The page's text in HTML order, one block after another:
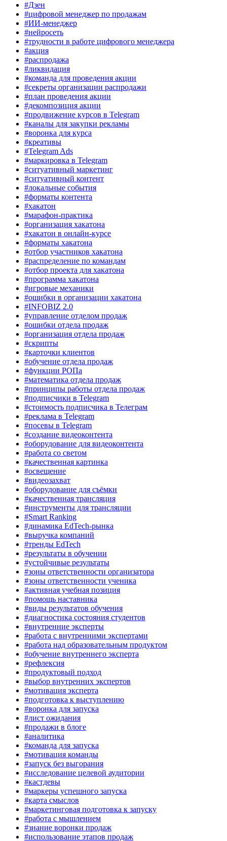
#Дзен
#цифровой менеджер по продажам
#ИИ-менеджер
#нейросеть
#трудности в работе цифрового менеджера
#акция
#распродажа
#ликвидация
#команда для проведения акции
#секреты организации распродажи
#план проведения акции
#декомпозиция акции
#продвижение курсов в Telegram
#каналы для закупки рекламы
#воронка для курса
#креативы
#Telegram Ads
#маркировка в Telegram
#ситуативный маркетинг
#ситуативный контент
#локальные события
#форматы контента
#хакатон
#марафон-практика
#организация хакатона
#хакатон в онлайн-курсе
#форматы хакатона
#отбор участников хакатона
#распределение по командам
#отбор проекта для хакатона
#программа хакатона
#игровые механики
#ошибки в организации хакатона
#INFOBIZ 2.0
#управление отделом продаж
#ошибки отдела продаж
#организация отдела продаж
#скрипты
#карточки клиентов
#обучение отдела продаж
#функции РОПа
#математика отдела продаж
#принципы работы отдела продаж
#подписчики в Telegram
#стоимость подписчика в Телеграм
#реклама в Telegram
#посевы в Telegram
#создание видеоконтента
#оборудование для видеоконтента
#работа со светом
#качественная картинка
#освещение
#видеозахват
#оборудование для съёмки
#качественная трансляция
#инструменты для трансляции
#Smart Ranking
#динамика EdTech-рынка
#выручка компаний
#тренды EdTech
#результаты в обучении
#устойчивые результаты
#зоны ответственности организатора
#зоны ответственности ученика
#активная учебная позиция
#помощь наставника
#виды результатов обучения
#диагностика состояния студентов
#внутренние эксперты
#работа с внутренними экспертами
#работа над образовательным продуктом
#обучение внутреннего эксперта
#рефлексия
#продуктовый подход
#выбор внутренних экспертов
#мотивация эксперта
#подготовка к выступлению
#воронка для запуска
#лист ожидания
#продажи в блоге
#аналитика
#команда для запуска
#мотивация команды
#запуск без выгорания
#исследование целевой аудитории
#кастдевы
#маркеры успешного запуска
#карта смыслов
#маркетинговая подготовка к запуску
#работа с мышлением
#знание воронки продаж
#использование этапов продаж